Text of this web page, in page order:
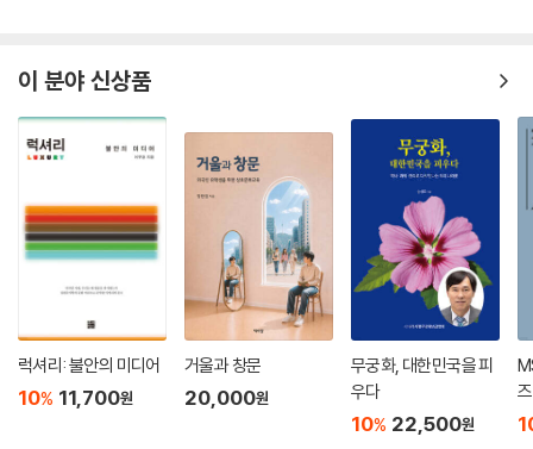
이 된다. 낙타는 체온을 흡수하는 능력이 뛰어나, 매우 더운 기후에서도 땀
으로 인한 수분 손실을 줄일 수 있다. 실제로 더운 날에는 땀이 나기 전까지
혈액 온도를 6도 정도 높일 수 있고, 추운 밤에는 6도 정도 낮출 수 있다.
낙타는 수천 년 동안 짐을 나르는 동물로 이용되어왔다. 『성경』과 『코란』에
도 최초의 가축으로 언급되었으며, 짐 운반용 가축으로 사용되었지만 고대
이집트 문화에서는 거룩한 동물로 간주되었다. 아라비아에서 고귀하고 신
비로운 존재로 여겨지는 낙타는 여행, 부, 고집, 희망, 풍요, 순례의 상징이
기도 하다. 낙타는 새끼를 깊이 사랑하는 열정적인 동물이자, 강한 등과 인
내심 있는 성격 덕분에 모든 종류의 짐을 운반할 수 있다. 또한 물 없이 몇
주 동안 생존할 수 있는 능력 때문에 아랍 사회에서는 삶의 결정과 행동에
4000년경의 뼈가 발견되었다. 운반이나 교통수단으로 활용한 페노스칸
에서는 기원전 3900년경까지 거슬러 올라간다.
짐을 나르는 가축, 문명을 움직이다
인간의 문명은 언제나 짐과 함께 움직여왔다. 무엇을 얼마나 짊어질 수 있
는가는 단순한 체력의 문제가 아니라, 삶의 방식과 사회의 형태를 결정하
는 중요한 기준이었다. 전쟁과 이동, 교역과 정착의 역사에서 짐의 무게는
곧 인간이 나아갈 수 있는 거리이자 한계였다. 하지만 인간은 오래지 않아
모든 짐을 혼자 감당하기에는 삶이 너무 무겁다는 사실을 깨달았다. 그때
부터 인간은 짐을 나누는 방법을 찾았고, 그 선택의 중심에 가축이 있었다.
말과 당나귀, 소와 낙타, 순록은 인간 대신 무거운 짐을 나르며 길을 열었
이 분야 신상품
럭셔리: 불안의 미디어
10% 11,700원
거울과 창문
20,000원
무궁화, 대한민국을 피
우다
10% 22,500원